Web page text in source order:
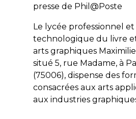
presse de Phil@Poste
Le lycée professionnel et
technologique du livre
arts graphiques
situé 5, rue Madame, à
(75006), dispense des
consacrées aux arts
aux industries